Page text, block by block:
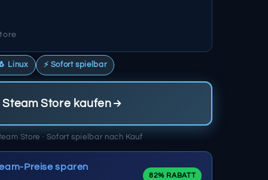
Linux ⚡ Sofort spielbar
Steam Store kaufen
Store · Sofort spielbar nach Kauf
Preise sparen
82% RABATT